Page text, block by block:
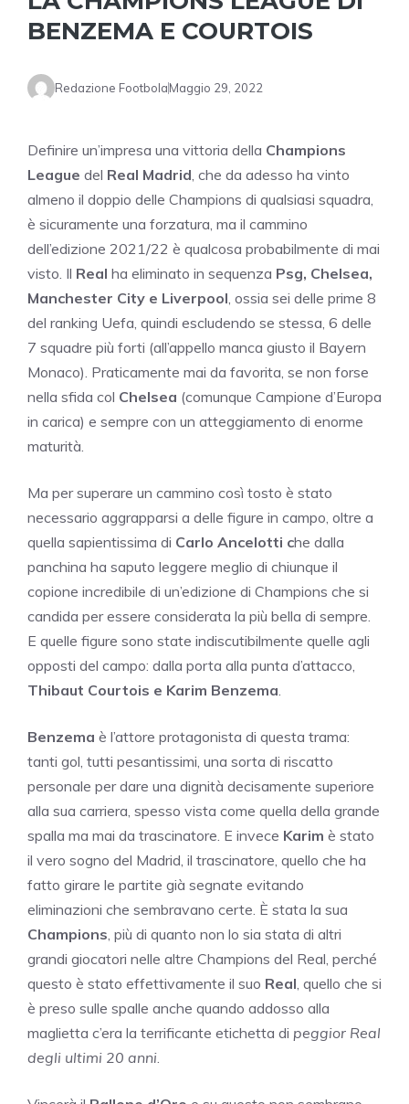
BENZEMA E COURTOIS
Redazione FootbolaMaggio 29, 2022
Definire un’impresa una vittoria della Champions
League del Real Madrid, che da adesso ha vinto
almeno il doppio delle Champions di qualsiasi squadra,
è sicuramente una forzatura, ma il cammino
dell’edizione 2021/22 è qualcosa probabilmente di mai
visto. Il Real ha eliminato in sequenza Psg, Chelsea,
Manchester City e Liverpool, ossia sei delle prime 8
del ranking Uefa, quindi escludendo se stessa, 6 delle
7 squadre più forti (all’appello manca giusto il Bayern
Monaco). Praticamente mai da favorita, se non forse
nella sfida col Chelsea (comunque Campione d’Europa
in carica) e sempre con un atteggiamento di enorme
maturità.
Ma per superare un cammino così tosto è stato
necessario aggrapparsi a delle figure in campo, oltre a
quella sapientissima di Carlo Ancelotti che dalla
panchina ha saputo leggere meglio di chiunque il
copione incredibile di un’edizione di Champions che si
candida per essere considerata la più bella di sempre.
E quelle figure sono state indiscutibilmente quelle agli
opposti del campo: dalla porta alla punta d’attacco,
Thibaut Courtois e Karim Benzema.
Benzema è l’attore protagonista di questa trama:
tanti gol, tutti pesantissimi, una sorta di riscatto
personale per dare una dignità decisamente superiore
alla sua carriera, spesso vista come quella della grande
spalla ma mai da trascinatore. E invece Karim è stato
il vero sogno del Madrid, il trascinatore, quello che ha
fatto girare le partite già segnate evitando
eliminazioni che sembravano certe. È stata la sua
Champions, più di quanto non lo sia stata di altri
grandi giocatori nelle altre Champions del Real, perché
questo è stato effettivamente il suo Real, quello che si
è preso sulle spalle anche quando addosso alla
maglietta c’era la terrificante etichetta di peggior Real
degli ultimi 20 anni.